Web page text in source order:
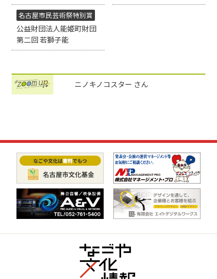
名古屋市民芸術祭特別賞
公益財団法人能姫町財団
第二回 若獅子能
ニノキノコスター さん